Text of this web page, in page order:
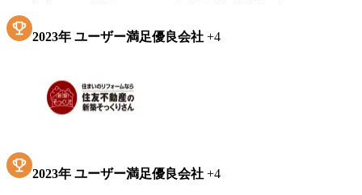
2023年 ユーザー満足優良会社 +4
2023年 ユーザー満足優良会社 +4